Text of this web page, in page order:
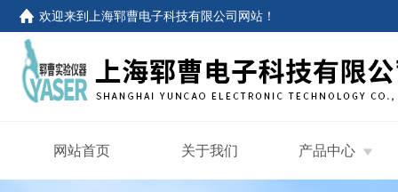
欢迎来到 上海郓曹电子科技有限公司网站 ！
网站首页 关于我们 产品中心